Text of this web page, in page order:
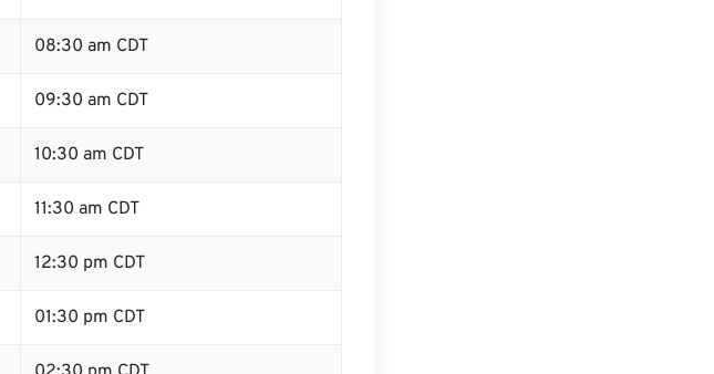
08:30 am CDT
09:30 am CDT
10:30 am CDT
11:30 am CDT
12:30 pm CDT
01:30 pm CDT